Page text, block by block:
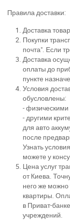
Правила доставки:
Доставка
Покупки
почта". Если
Доставка
оплаты до
пункте
Условия
обусловлены:
-
- другими
для авто
после
Узнать
можете у
Цена услуг
от Киева.
него же можно
квартиры.
в Приват-
учреждений.